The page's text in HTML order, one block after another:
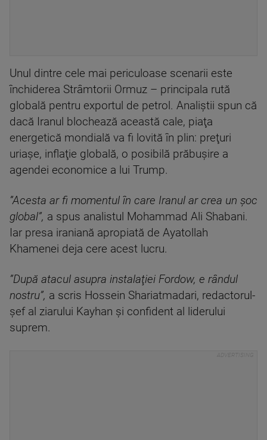
Unul dintre cele mai periculoase scenarii este
închiderea Strâmtorii Ormuz – principala rută
globală pentru exportul de petrol. Analiştii spun că
dacă Iranul blochează această cale, piaţa
energetică mondială va fi lovită în plin: preţuri
uriaşe, inflaţie globală, o posibilă prăbuşire a
agendei economice a lui Trump.
”Acesta ar fi momentul în care Iranul ar crea un şoc
global”, a spus analistul Mohammad Ali Shabani.
Iar presa iraniană apropiată de Ayatollah
Khamenei deja cere acest lucru.
”După atacul asupra instalaţiei Fordow, e rândul
nostru”, a scris Hossein Shariatmadari, redactorul-
şef al ziarului Kayhan şi confident al liderului
suprem.